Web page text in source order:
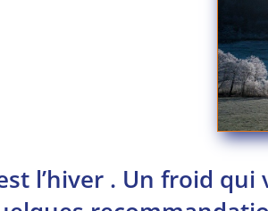
l’hiver . Un froid